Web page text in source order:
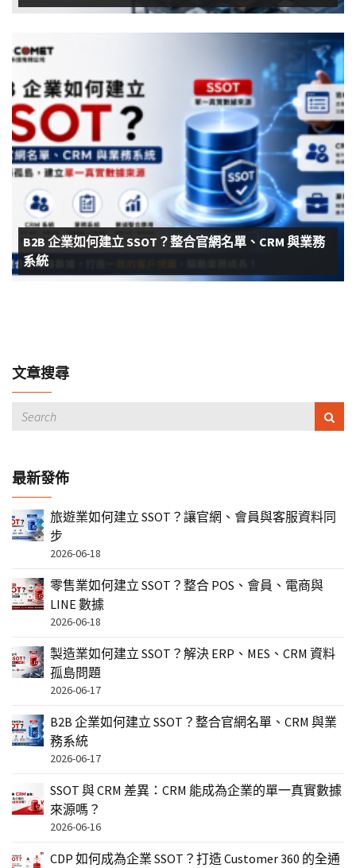
B2B 企業如何建立 SSOT？整合官網名單、CRM 與業務
系統
文章搜尋
最新發佈
旅遊業如何建立 SSOT？讓官網、會員與客服資料同
步
2026-06-18
零售業如何建立 SSOT？整合 POS、會員、電商與
LINE 數據
2026-06-18
製造業如何建立 SSOT？解決 ERP、MES、CRM 資料
孤島問題
2026-06-17
B2B 企業如何建立 SSOT？整合官網名單、CRM 與業
務系統
2026-06-17
SSOT 與 CRM 差異：CRM 能成為企業的單一真實數據
來源嗎？
2026-06-16
CDP 如何成為企業 SSOT？打造 Customer 360 的全通